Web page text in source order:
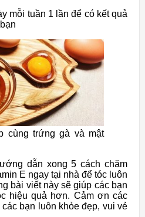
mỗi tuần 1 lần để có kết quả
cùng trứng gà và mật
dẫn xong 5 cách chăm
E ngay tại nhà để tóc luôn
bài viết này sẽ giúp các bạn
hiệu quả hơn. Cảm ơn các
bạn luôn khỏe đẹp, vui vẻ